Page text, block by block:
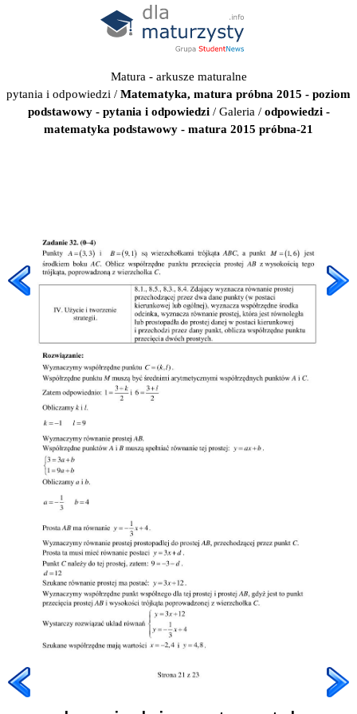
Matura - arkusze maturalne
pytania i odpowiedzi / Matematyka, matura próbna 2015 - poziom
podstawowy - pytania i odpowiedzi/ Galeria / odpowiedzi -
matematyka podstawowy - matura 2015 próbna-21